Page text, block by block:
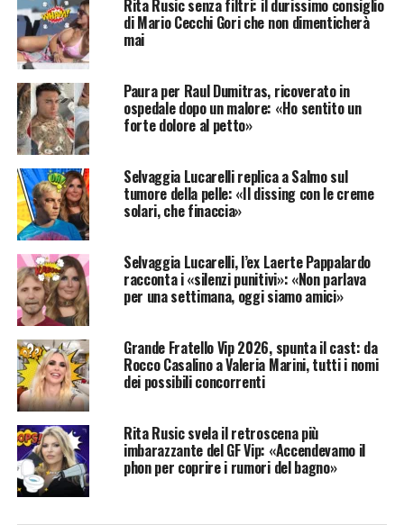
Rita Rusic senza filtri: il durissimo consiglio
di Mario Cecchi Gori che non dimenticherà
mai
Paura per Raul Dumitras, ricoverato in
ospedale dopo un malore: «Ho sentito un
forte dolore al petto»
Selvaggia Lucarelli replica a Salmo sul
tumore della pelle: «Il dissing con le creme
solari, che finaccia»
Selvaggia Lucarelli, l’ex Laerte Pappalardo
racconta i «silenzi punitivi»: «Non parlava
per una settimana, oggi siamo amici»
Grande Fratello Vip 2026, spunta il cast: da
Rocco Casalino a Valeria Marini, tutti i nomi
dei possibili concorrenti
Rita Rusic svela il retroscena più
imbarazzante del GF Vip: «Accendevamo il
phon per coprire i rumori del bagno»